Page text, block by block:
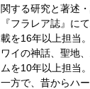
関する研究と著述
『フラレア誌』に
載を16年以上担当
ワイの神話、聖地
ムを10年以上担当。
一方で、昔からハ